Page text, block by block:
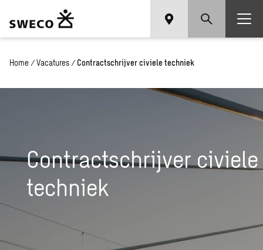
Home / Vacatures / Contractschrijver civiele techniek
Contractschrijver civiele
techniek